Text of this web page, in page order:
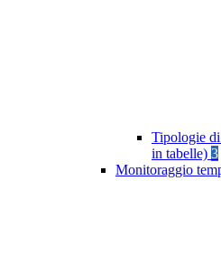
Tipologie
in tabelle) 3
Monitoraggio